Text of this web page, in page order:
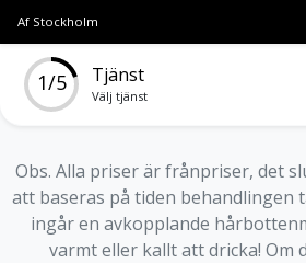
Af Stockholm
1/5 Tjänst
Välj tjänst
Obs. Alla priser är frånpriser, det
att baseras på tiden behandlingen
ingår en avkopplande
varmt eller kallt att dricka! Om